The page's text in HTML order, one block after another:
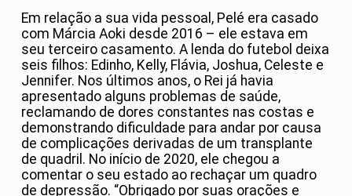
Em relação a sua vida pessoal, Pelé era casado
com Márcia Aoki desde 2016 – ele estava em
seu terceiro casamento. A lenda do futebol deixa
seis filhos: Edinho, Kelly, Flávia, Joshua, Celeste e
Jennifer. Nos últimos anos, o Rei já havia
apresentado alguns problemas de saúde,
reclamando de dores constantes nas costas e
demonstrando dificuldade para andar por causa
de complicações derivadas de um transplante
de quadril. No início de 2020, ele chegou a
comentar o seu estado ao rechaçar um quadro
de depressão. “Obrigado por suas orações e